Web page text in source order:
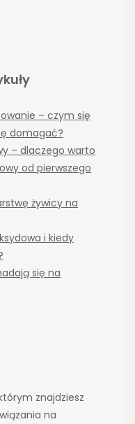
– czym się
domagać?
– dlaczego warto
od pierwszego
żywicy na
i kiedy
się na
znajdziesz
na